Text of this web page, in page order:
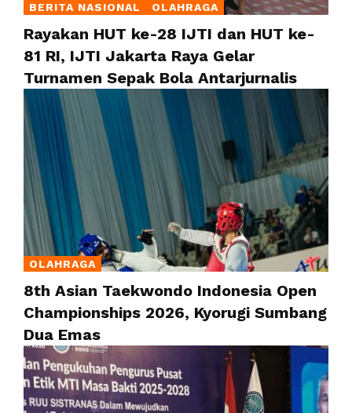
BERITA NASIONAL OLAHRAGA
Rayakan HUT ke-28 IJTI dan HUT ke-
81 RI, IJTI Jakarta Raya Gelar
Turnamen Sepak Bola Antarjurnalis
OLAHRAGA
8th Asian Taekwondo Indonesia Open
Championships 2026, Kyorugi Sumbang
Dua Emas